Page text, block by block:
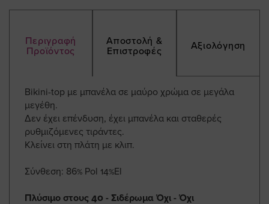
Περιγραφή
Προϊόντος
Αποστολή &
Επιστροφές
Αξιολόγηση
Bikini-top με μπανέλα σε μαύρο χρώμα σε μεγάλα
μεγέθη.
Δεν έχει επένδυση, έχει μπανέλα και σταθερές
ρυθμιζόμενες τιράντες.
Κλείνει στη πλάτη με κλιπ.
Σύνθεση: 86% Pol 14%El
Πλύσιμο στους 40 - Σιδέρωμα Όχι - Όχι